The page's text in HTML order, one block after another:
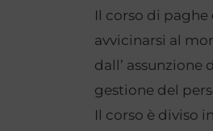
Il corso di
avvicinarsi al
dall’
gestione del
Il corso è diviso in